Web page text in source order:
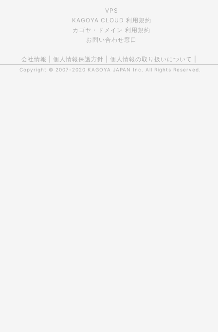
VPS
KAGOYA CLOUD 利用規約
カゴヤ・ドメイン 利用規約
お問い合わせ窓口
会社情報 個人情報保護方針 個人情報の取り扱いについて
Copyright © 2007-2020 KAGOYA JAPAN Inc. All Rights Reserved.